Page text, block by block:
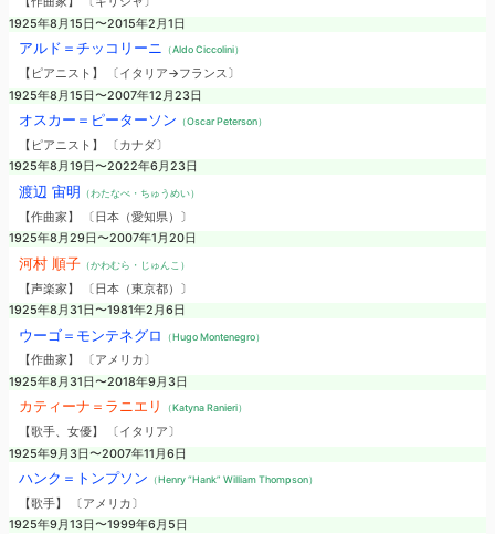
1925年8月15日〜2015年2月1日
アルド＝チッコリーニ （Aldo Ciccolini）
【ピアニスト】 〔イタリア→フランス〕
1925年8月15日〜2007年12月23日
オスカー＝ピーターソン （Oscar Peterson）
【ピアニスト】 〔カナダ〕
1925年8月19日〜2022年6月23日
渡辺 宙明 （わたなべ・ちゅうめい）
【作曲家】 〔日本（愛知県）〕
1925年8月29日〜2007年1月20日
河村 順子（かわむら・じゅんこ）
【声楽家】 〔日本（東京都）〕
1925年8月31日〜1981年2月6日
ウーゴ＝モンテネグロ （Hugo Montenegro）
【作曲家】 〔アメリカ〕
1925年8月31日〜2018年9月3日
カティーナ＝ラニエリ （Katyna Ranieri）
【歌手、女優】 〔イタリア〕
1925年9月3日〜2007年11月6日
ハンク＝トンプソン （Henry “Hank” William Thompson）
【歌手】 〔アメリカ〕
1925年9月13日〜1999年6月5日